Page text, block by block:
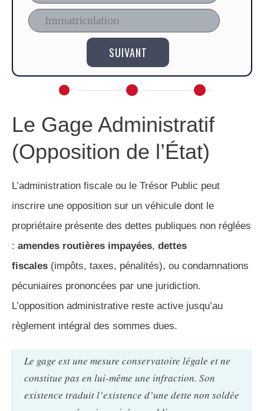
SUIVANT
Le Gage Administratif
(Opposition de l’État)
L’administration fiscale ou le Trésor Public peut
inscrire une opposition sur un véhicule dont le
propriétaire présente des dettes publiques non réglées
: amendes routières impayées, dettes
fiscales (impôts, taxes, pénalités), ou condamnations
pécuniaires prononcées par une juridiction.
L’opposition administrative reste active jusqu’au
règlement intégral des sommes dues.
Le gage est une mesure conservatoire légale et ne
constitue pas en lui-même une infraction. Son
existence traduit l’existence d’une dette non soldée